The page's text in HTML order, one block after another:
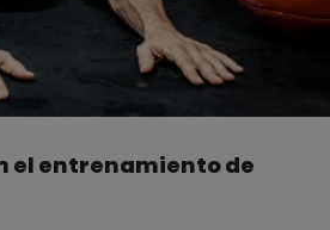
el entrenamiento de